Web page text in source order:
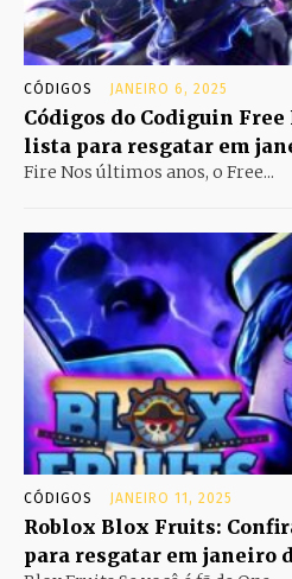
CÓDIGOS JANEIRO 6, 2025
Códigos do Codiguin Free
lista para resgatar em
Fire Nos últimos anos, o Free...
CÓDIGOS JANEIRO 11, 2025
Roblox Blox Fruits:
para resgatar em janeiro